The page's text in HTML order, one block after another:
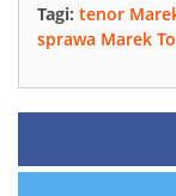
Tagi: tenor
sprawa Marek